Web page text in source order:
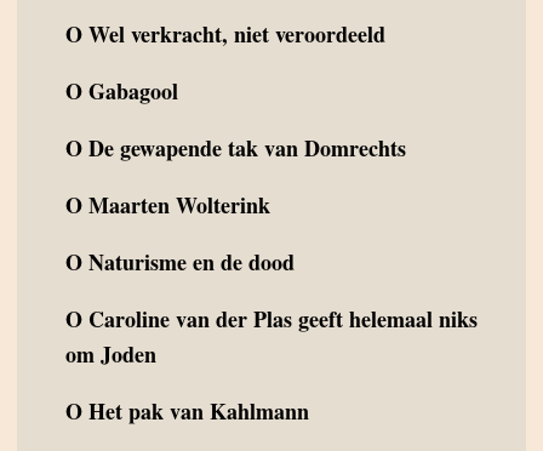
OWel verkracht, niet veroordeeld
OGabagool
ODe gewapende tak van Domrechts
OMaarten Wolterink
ONaturisme en de dood
O Caroline van der Plas geeft helemaal niks
om Joden
OHet pak van Kahlmann